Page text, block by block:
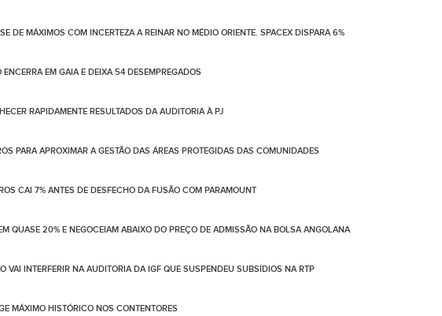
DE MÁXIMOS COM INCERTEZA A REINAR NO MÉDIO ORIENTE. SPACEX DISPARA 6%
EM GAIA E DEIXA 54 DESEMPREGADOS
RAPIDAMENTE RESULTADOS DA AUDITORIA À PJ
PARA APROXIMAR A GESTÃO DAS ÁREAS PROTEGIDAS DAS COMUNIDADES
CAI 7% ANTES DE DESFECHO DA FUSÃO COM PARAMOUNT
QUASE 20% E NEGOCEIAM ABAIXO DO PREÇO DE ADMISSÃO NA BOLSA ANGOLANA
VAI INTERFERIR NA AUDITORIA DA IGF QUE SUSPENDEU SUBSÍDIOS NA RTP
MÁXIMO HISTÓRICO NOS CONTENTORES